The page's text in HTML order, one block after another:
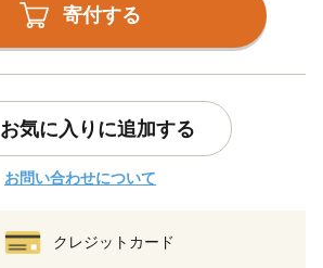
寄付する
お気に入りに追加する
お問い合わせについて
クレジットカード